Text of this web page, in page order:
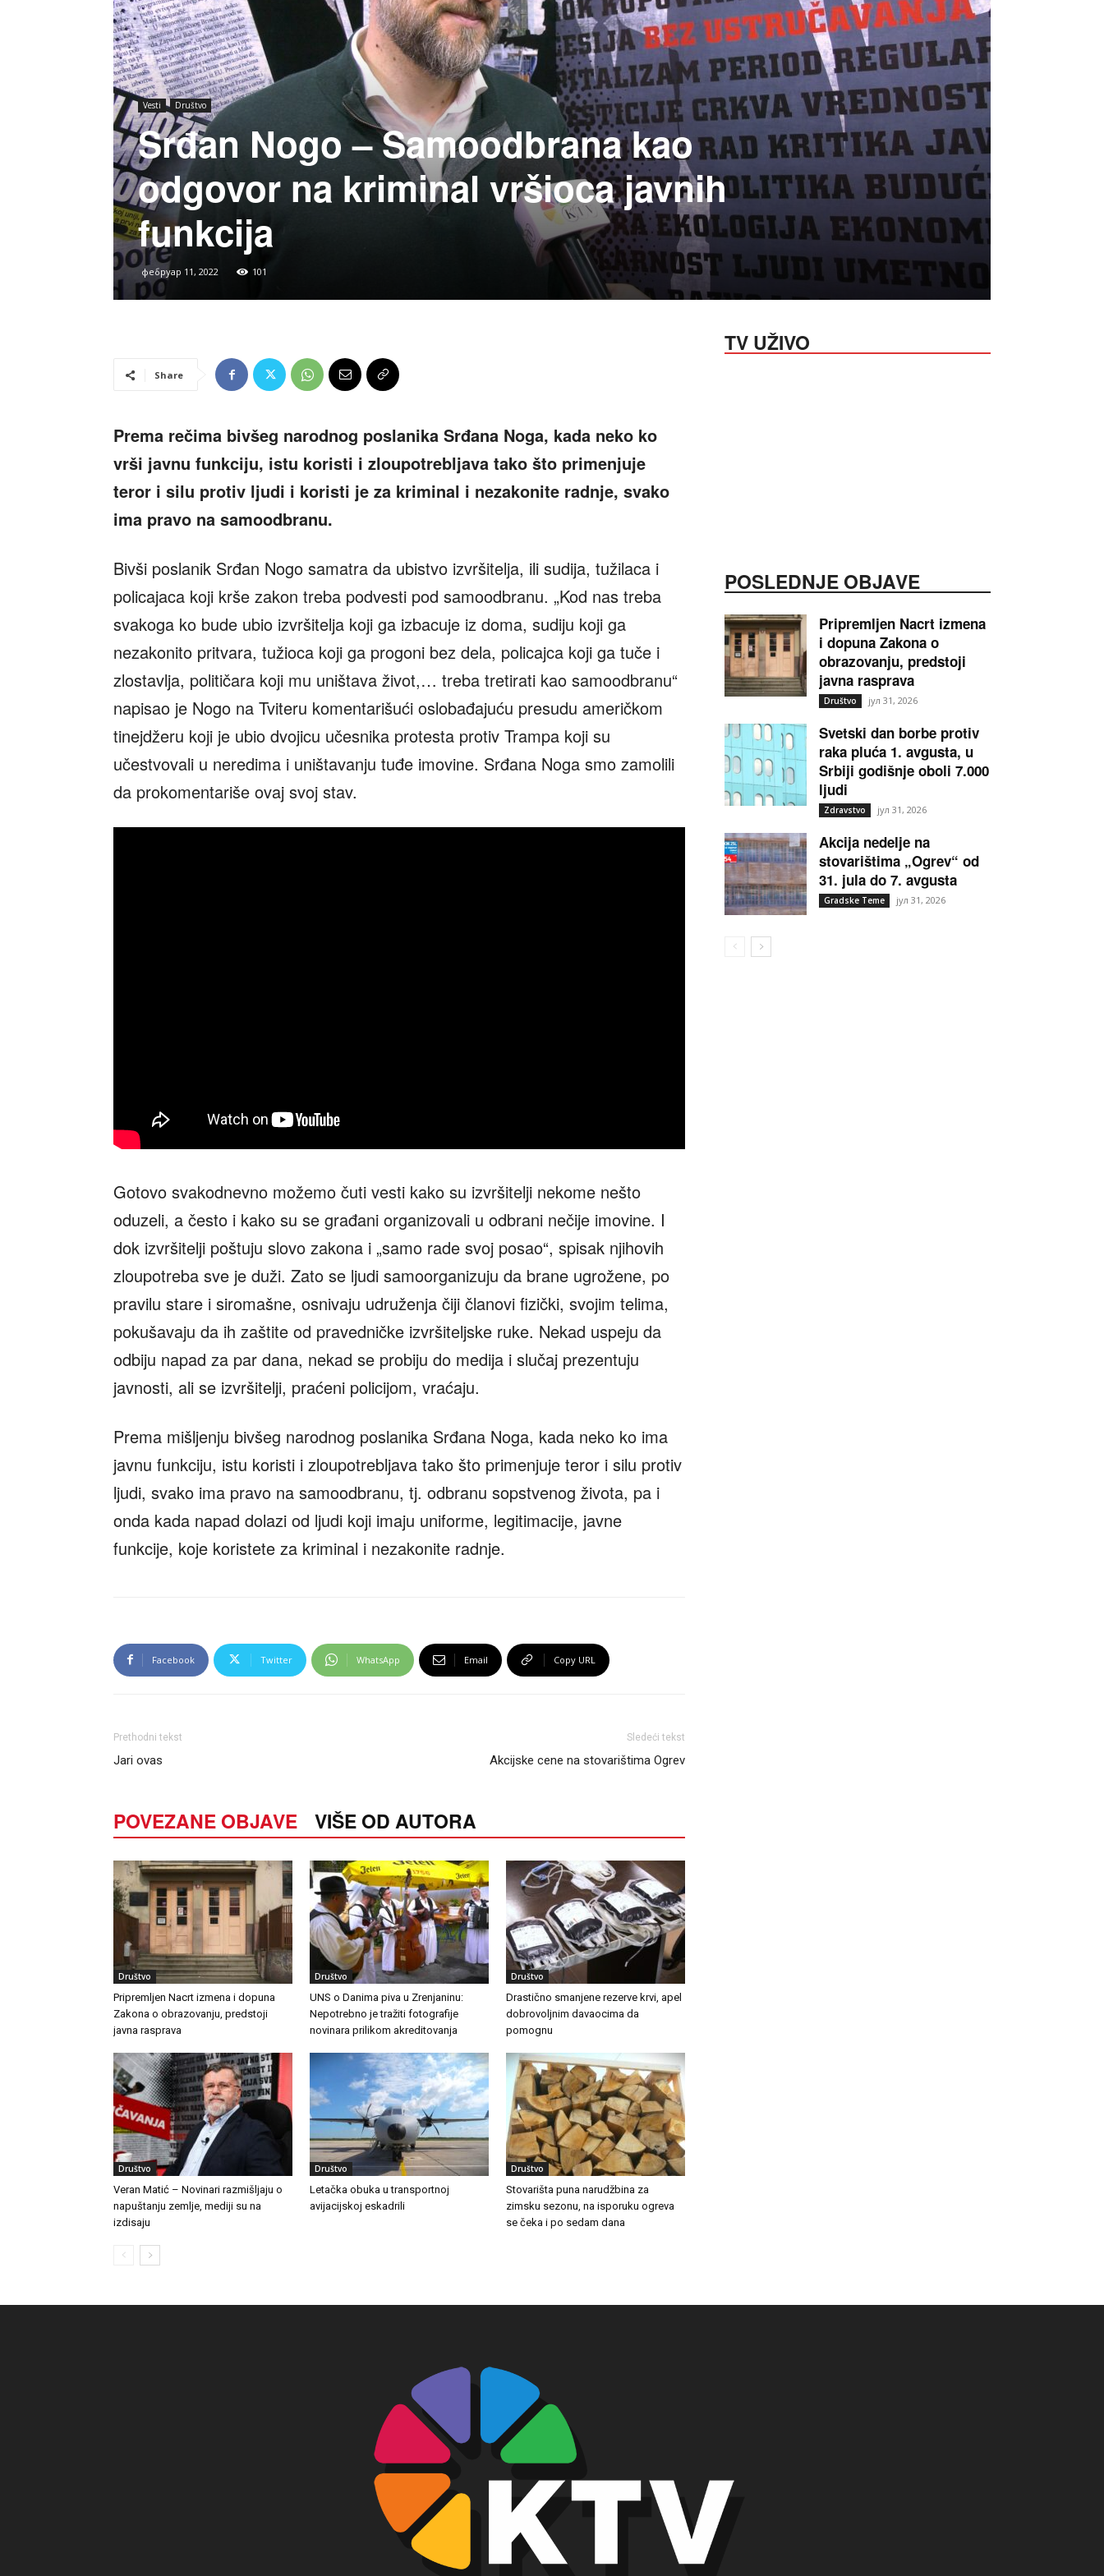
Vesti Društvo
Srđan Nogo – Samoodbrana kao
odgovor na kriminal vršioca javnih
funkcija
фебруар 11, 2022 101
Share
Prema rečima bivšeg narodnog poslanika Srđana Noga, kada neko ko
vrši javnu funkciju, istu koristi i zloupotrebljava tako što primenjuje
teror i silu protiv ljudi i koristi je za kriminal i nezakonite radnje, svako
ima pravo na samoodbranu.
Bivši poslanik Srđan Nogo samatra da ubistvo izvršitelja, ili sudija, tužilaca i
policajaca koji krše zakon treba podvesti pod samoodbranu. „Kod nas treba
svakoga ko bude ubio izvršitelja koji ga izbacuje iz doma, sudiju koji ga
nezakonito pritvara, tužioca koji ga progoni bez dela, policajca koji ga tuče i
zlostavlja, političara koji mu uništava život,… treba tretirati kao samoodbranu“
napisao je Nogo na Tviteru komentarišući oslobađajuću presudu američkom
tinejdžeru koji je ubio dvojicu učesnika protesta protiv Trampa koji su
učestvovali u neredima i uništavanju tuđe imovine. Srđana Noga smo zamolili
da prokomentariše ovaj svoj stav.
Gotovo svakodnevno možemo čuti vesti kako su izvršitelji nekome nešto
oduzeli, a često i kako su se građani organizovali u odbrani nečije imovine. I
dok izvršitelji poštuju slovo zakona i „samo rade svoj posao“, spisak njihovih
zloupotreba sve je duži. Zato se ljudi samoorganizuju da brane ugrožene, po
pravilu stare i siromašne, osnivaju udruženja čiji članovi fizički, svojim telima,
pokušavaju da ih zaštite od pravedničke izvršiteljske ruke. Nekad uspeju da
odbiju napad za par dana, nekad se probiju do medija i slučaj prezentuju
javnosti, ali se izvršitelji, praćeni policijom, vraćaju.
Prema mišljenju bivšeg narodnog poslanika Srđana Noga, kada neko ko ima
javnu funkciju, istu koristi i zloupotrebljava tako što primenjuje teror i silu protiv
ljudi, svako ima pravo na samoodbranu, tj. odbranu sopstvenog života, pa i
onda kada napad dolazi od ljudi koji imaju uniforme, legitimacije, javne
funkcije, koje koristete za kriminal i nezakonite radnje.
Facebook Twitter WhatsApp Email Copy URL
Prethodni tekst
Jari ovas
Sledeći tekst
Akcijske cene na stovarištima Ogrev
POVEZANE OBJAVE VIŠE OD AUTORA
Društvo
Pripremljen Nacrt izmena i dopuna
Zakona o obrazovanju, predstoji
javna rasprava
Društvo
UNS o Danima piva u Zrenjaninu:
Nepotrebno je tražiti fotografije
novinara prilikom akreditovanja
Društvo
Drastično smanjene rezerve krvi, apel
dobrovoljnim davaocima da
pomognu
Društvo
Veran Matić – Novinari razmišljaju o
napuštanju zemlje, mediji su na
izdisaju
Društvo
Letačka obuka u transportnoj
avijacijskoj eskadrili
Društvo
Stovarišta puna narudžbina za
zimsku sezonu, na isporuku ogreva
se čeka i po sedam dana
TV UŽIVO
POSLEDNJE OBJAVE
Pripremljen Nacrt izmena
i dopuna Zakona o
obrazovanju, predstoji
javna rasprava
Društvo јул 31, 2026
Svetski dan borbe protiv
raka pluća 1. avgusta, u
Srbiji godišnje oboli 7.000
ljudi
Zdravstvo јул 31, 2026
Akcija nedelje na
stovarištima „Ogrev“ od
31. jula do 7. avgusta
Gradske Teme јул 31, 2026